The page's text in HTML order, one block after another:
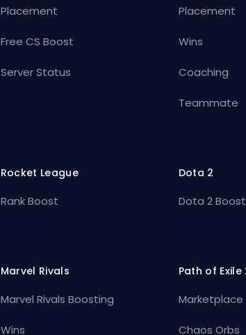
Placement
Free CS Boost
Server Status
Placement
Wins
Coaching
Teammate
Rocket League
Rank Boost
Dota 2
Dota 2
Marvel Rivals
Marvel Rivals Boosting
Wins
Path of Exile
Marketplace
Chaos Orbs